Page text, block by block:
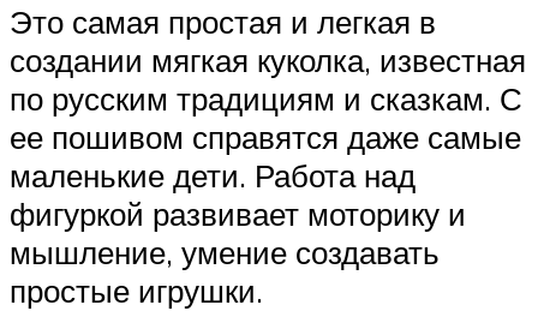
Это самая простая и легкая в
создании мягкая куколка, известная
по русским традициям и сказкам. С
ее пошивом справятся даже самые
маленькие дети. Работа над
фигуркой развивает моторику и
мышление, умение создавать
простые игрушки.